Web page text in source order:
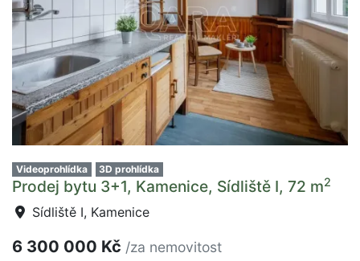
Videoprohlídka 3D prohlídka
Prodej bytu 3+1, Kamenice, Sídliště I, 72 m2
Sídliště I, Kamenice
6 300 000 Kč /za nemovitost